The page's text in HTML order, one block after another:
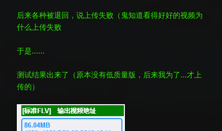
后来各种被退回，说上传失败（鬼知道看得好好的视频为
什么上传失败
于是……
测试结果出来了（原本没有低质量版，后来我为了…才上
传的）